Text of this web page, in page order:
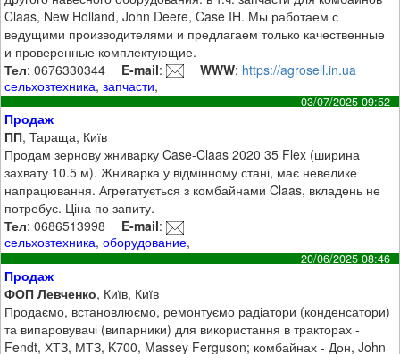
Claas, New Holland, John Deere, Case IH. Мы работаем с
ведущими производителями и предлагаем только качественные
и проверенные комплектующие.
Тел: 0676330344 E-mail: WWW: https://agrosell.in.ua
сельхозтехника,запчасти,
03/07/2025 09:52
Продаж
ПП, Тараща, Київ
Продам зернову жниварку Case-Claas 2020 35 Flex (ширина
захвату 10.5 м). Жниварка у відмінному стані, має невелике
напрацювання. Агрегатується з комбайнами Claas, вкладень не
потребує. Ціна по запиту.
Тел: 0686513998 E-mail:
сельхозтехника,оборудование,
20/06/2025 08:46
Продаж
ФОП Левченко, Київ, Київ
Продаємо, встановлюємо, ремонтуємо радіатори (конденсатори)
та випаровувачі (випарники) для використання в тракторах -
Fendt, ХТЗ, МТЗ, K700, Massey Ferguson; комбайнах - Дон, John